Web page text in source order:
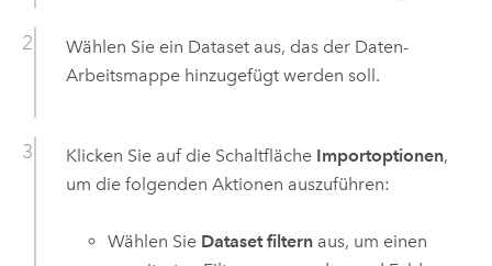
Wählen Sie ein Dataset aus, das der Daten-
Arbeitsmappe hinzugefügt werden soll.
Klicken Sie auf die Schaltfläche Importoptionen,
um die folgenden Aktionen auszuführen:
Wählen Sie Dataset filtern aus, um einen